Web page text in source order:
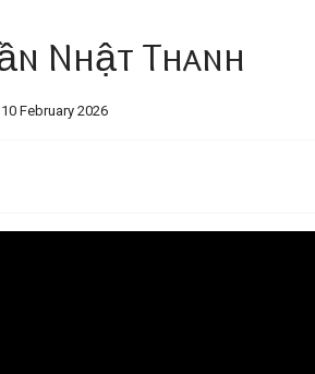
Nhật Thanh
February 2026